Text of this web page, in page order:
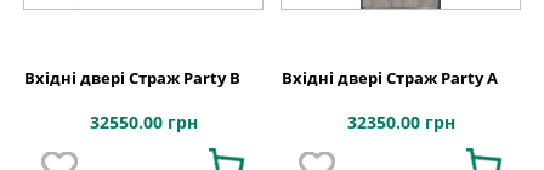
Вхідні двері Страж Party B
32550.00 грн
Вхідні двері Страж Party A
32350.00 грн